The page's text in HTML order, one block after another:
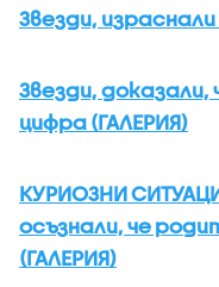
Звезди,
Звезди,
цифра (ГАЛЕРИЯ)
КУРИОЗНИ
осъзнали, че
(ГАЛЕРИЯ)